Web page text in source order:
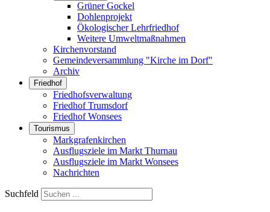
Grüner Gockel
Dohlenprojekt
Ökologischer Lehrfriedhof
Weitere Umweltmaßnahmen
Kirchenvorstand
Gemeindeversammlung "Kirche im Dorf"
Archiv
Friedhof
Friedhofsverwaltung
Friedhof Trumsdorf
Friedhof Wonsees
Tourismus
Markgrafenkirchen
Ausflugsziele im Markt Thurnau
Ausflugsziele im Markt Wonsees
Nachrichten
Suchfeld